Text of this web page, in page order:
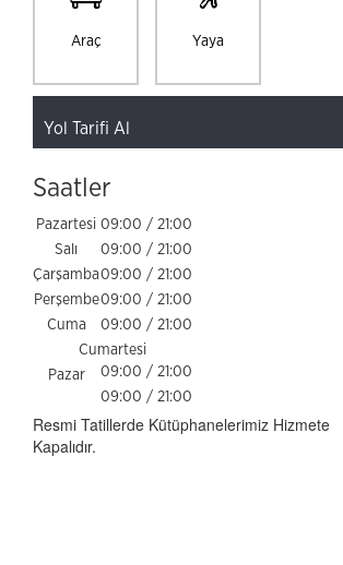
Araç Yaya
Yol Tarifi Al
Saatler
Pazartesi 09:00 / 21:00
Salı
09:00 / 21:00
Çarşamba09:00 / 21:00
Perşembe09:00 / 21:00
Cuma
09:00 / 21:00
Cumartesi
09:00 / 21:00
Pazar
09:00 / 21:00
Resmi Tatillerde Kütüphanelerimiz Hizmete
Kapalıdır.